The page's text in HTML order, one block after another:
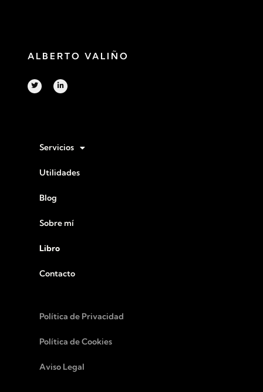
ALBERTO VALIÑO
Servicios
Utilidades
Blog
Sobre mí
Libro
Contacto
Política de Privacidad
Política de Cookies
Aviso Legal